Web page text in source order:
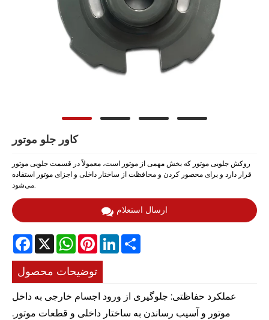
کاور جلو موتور
روکش جلویی موتور که بخش مهمی از موتور است، معمولاً در قسمت جلویی موتور
قرار دارد و برای محصور کردن و محافظت از ساختار داخلی و اجزای موتور استفاده
می‌شود.
ارسال استعلام
Facebook
X WhatsAppPinterestLinkedIn
توضیحات محصول
عملکرد حفاظتی: جلوگیری از ورود اجسام خارجی به داخل
موتور و آسیب رساندن به ساختار داخلی و قطعات موتور.